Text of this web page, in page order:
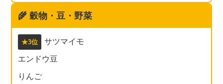
🌾 穀物・豆・野菜
★3位
サツマイモ
エンドウ豆
りんご